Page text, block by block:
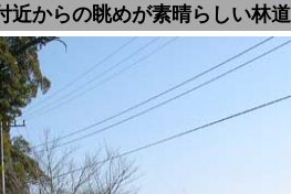
からの眺めが素晴らしい林道